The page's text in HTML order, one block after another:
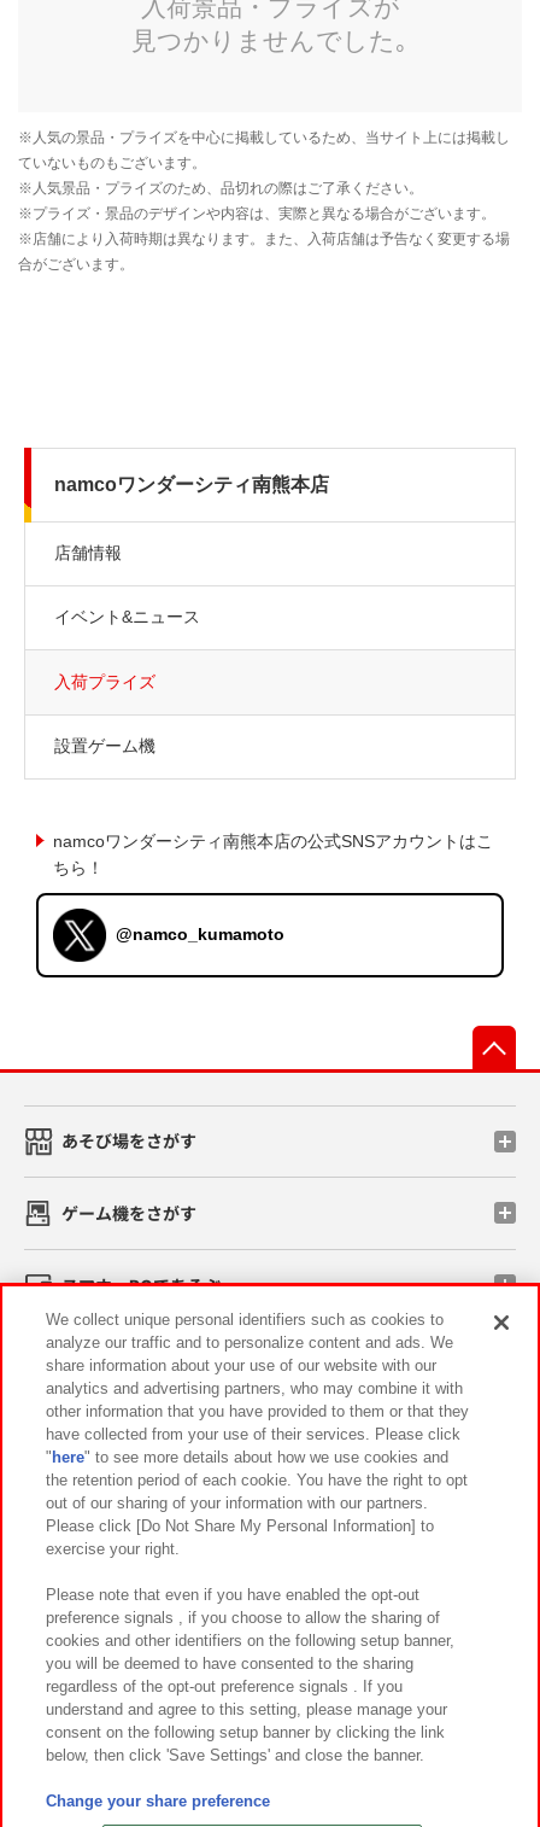
namcoワンダーシティ南熊本店
店舗情報
イベント&ニュース
入荷プライズ
設置ゲーム機
namcoワンダーシティ南熊本店の公式SNSアカウントはこ
ちら！
@namco_kumamoto
あそび場をさがす
ゲーム機をさがす
スマホ・PCであそぶ
イベント・キャンペーン
関連会社 サステナビリティ サイトポリシー
プライバシーポリシー ウェブアクセシビリティ方針と検証結果
お取引先さまとともに
カスタマーハラスメント対応方針 よくあるご質問・お問い合わせ
©Bandai Namco Amusement Inc.
©Bandai Namco Amusement Lab Inc.
We collect unique personal identifiers such as cookies to
analyze our traffic and to personalize content and ads. We
share information about your use of our website with our
analytics and advertising partners, who may combine it with
other information that you have provided to them or that they
have collected from your use of their services. Please click
" here" to see more details about how we use cookies and
the retention period of each cookie. You have the right to opt
out of our sharing of your information with our partners.
Please click [Do Not Share My Personal Information] to
exercise your right.
Please note that even if you have enabled the opt-out
preference signals , if you choose to allow the sharing of
cookies and other identifiers on the following setup banner,
you will be deemed to have consented to the sharing
regardless of the opt-out preference signals . If you
understand and agree to this setting, please manage your
consent on the following setup banner by clicking the link
below, then click 'Save Settings' and close the banner.
Change your share preference